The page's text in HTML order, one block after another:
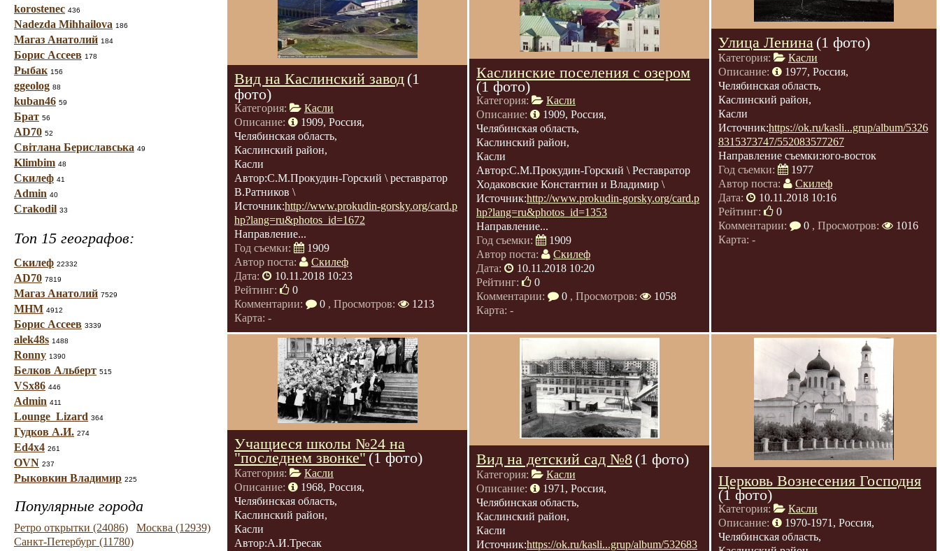
korostenec 436
Nadezda Mihhailova 186
Магаз Анатолий 184
Борис Ассеев 178
Рыбак 156
ggeolog 88
kuban46 59
Брат 56
AD70 52
Світлана Бериславська 49
Klimbim 48
Скилеф 41
Admin 40
Crakodil 33
Топ 15 географов:
Скилеф 22332
AD70 7819
Магаз Анатолий 7529
МНМ 4912
Борис Ассеев 3339
alek48s 1488
Ronny 1390
Белков Альберт 515
VSx86 446
Admin 411
Lounge_Lizard 364
Гудков А.И. 274
Ed4x4 261
OVN 237
Рыковкин Владимир 225
Популярные города
Ретро открытки (24086)
Москва (12939)
Санкт-Петербург (11780)
Вид на Каслинский завод (1
фото)
Категория:
Касли
Описание:
1909, Россия,
Челябинская область,
Каслинский район,
Касли
Автор:С.М.Прокудин-Горский \ реставратор
В.Ратников \
Источник:http://www.prokudin-gorsky.org/card.p
hp?lang=ru&photos_id=1672
Направление...
Год съемки:
1909
Автор поста:
Скилеф
Дата:
10.11.2018 10:23
Рейтинг:
0
Комментарии:
0 , Просмотров:
1213
Карта: -
Каслинские поселения с озером
(1 фото)
Категория:
Касли
Описание:
1909, Россия,
Челябинская область,
Каслинский район,
Касли
Автор:С.М.Прокудин-Горский \ Реставратор
Ходаковские Константин и Владимир \
Источник:http://www.prokudin-gorsky.org/card.p
hp?lang=ru&photos_id=1353
Направление...
Год съемки:
1909
Автор поста:
Скилеф
Дата:
10.11.2018 10:20
Рейтинг:
0
Комментарии:
0 , Просмотров:
1058
Карта: -
Улица Ленина (1 фото)
Категория:
Касли
Описание:
1977, Россия,
Челябинская область,
Каслинский район,
Касли
Источник:https://ok.ru/kasli...grup/album/5326
8315373747/552083577267
Направление съемки:юго-восток
Год съемки:
1977
Автор поста:
Скилеф
Дата:
10.11.2018 10:16
Рейтинг:
0
Комментарии:
0 , Просмотров:
1016
Карта: -
Учащиеся школы №24 на
"последнем звонке"(1 фото)
Категория:
Касли
Описание:
1968, Россия,
Челябинская область,
Каслинский район,
Касли
Автор:А.И.Тресак
Вид на детский сад №8 (1 фото)
Категория:
Касли
Описание:
1971, Россия,
Челябинская область,
Каслинский район,
Касли
Источник:https://ok.ru/kasli...grup/album/532683
Церковь Вознесения Господня
(1 фото)
Категория:
Касли
Описание:
1970-1971, Россия,
Челябинская область,